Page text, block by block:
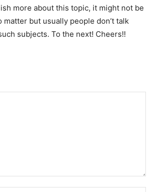
more about this topic, it might not be
matter but usually people don’t talk
subjects. To the next! Cheers!!